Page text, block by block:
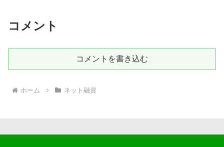
コメント
コメントを書き込む
ホーム ネット融資